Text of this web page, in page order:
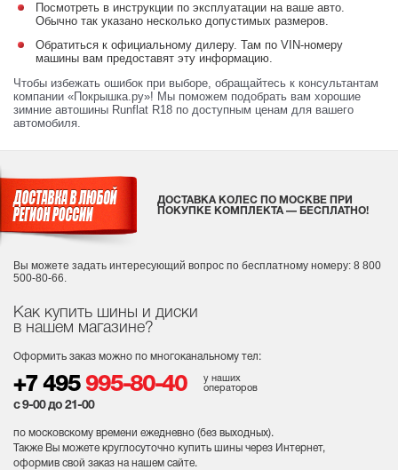
Посмотреть в инструкции по эксплуатации на ваше авто.
Обычно так указано несколько допустимых размеров.
Обратиться к официальному дилеру. Там по VIN-номеру
машины вам предоставят эту информацию.
Чтобы избежать ошибок при выборе, обращайтесь к консультантам
компании «Покрышка.ру»! Мы поможем подобрать вам хорошие
зимние автошины Runflat R18 по доступным ценам для вашего
автомобиля.
Как купить шины и диски
в нашем магазине?
Оформить заказ можно по многоканальному тел:
+7 495 995-80-40
у наших
операторов
с 9-00 до 21-00
по московскому времени ежедневно (без выходных).
Также Вы можете круглосуточно купить шины через Интернет,
оформив свой заказ на нашем сайте.
ДОСТАВКА КОЛЕС ПО МОСКВЕ ПРИ
ПОКУПКЕ КОМПЛЕКТА — БЕСПЛАТНО!
Вы можете задать интересующий вопрос по бесплатному номеру: 8 800
500-80-66.